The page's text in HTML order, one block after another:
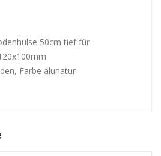
50cm tief für
Farbe alunatur